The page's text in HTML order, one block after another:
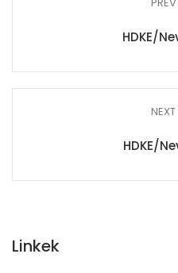
HDKE/
HDKE/
Linkek